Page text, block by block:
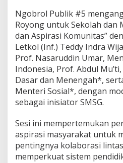
Ngobrol Publik #5
Royong untuk Sekolah dan
dan Aspirasi Komunitas”
Letkol (Inf.) Teddy Indra
Prof. Nasaruddin Umar,
Indonesia, Prof. Abdul
Dasar dan Menengah*,
Menteri Sosial*, dengan
sebagai inisiator SMSG.
Sesi ini mempertemukan
aspirasi masyarakat untuk
pentingnya kolaborasi
memperkuat sistem